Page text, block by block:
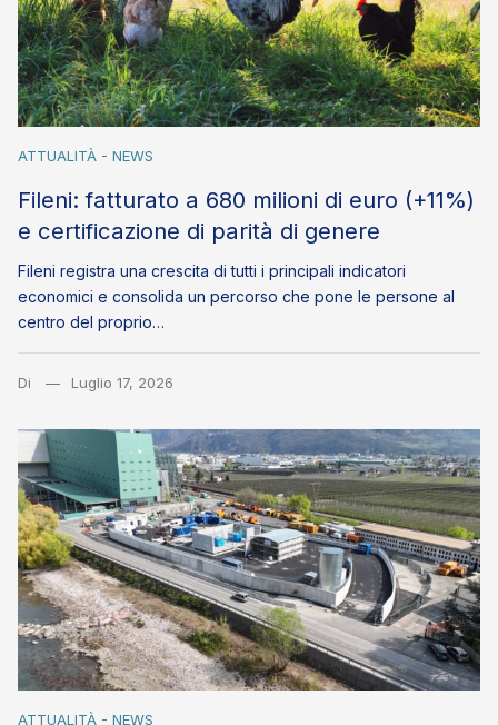
ATTUALITÀ - NEWS
Fileni: fatturato a 680 milioni di euro (+11%)
e certificazione di parità di genere
Fileni registra una crescita di tutti i principali indicatori
economici e consolida un percorso che pone le persone al
centro del proprio…
Di Luglio 17, 2026
ATTUALITÀ - NEWS